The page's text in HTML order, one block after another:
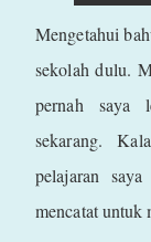
Mengetahui
sekolah dulu.
pernah saya
sekarang.
pelajaran
mencatat untuk